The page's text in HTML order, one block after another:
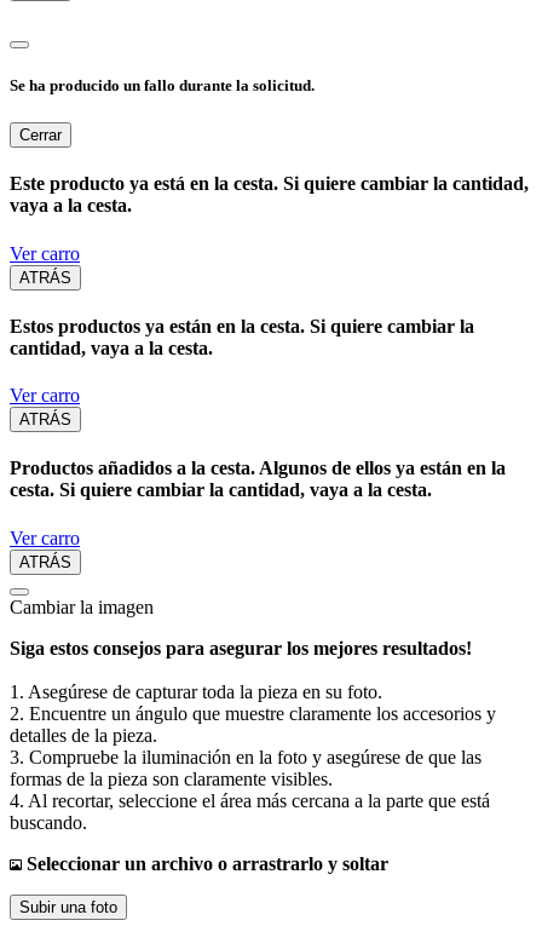
Se ha producido un fallo durante la solicitud.
Cerrar
Este producto ya está en la cesta. Si quiere cambiar la cantidad,
vaya a la cesta.
Ver carro
ATRÁS
Estos productos ya están en la cesta. Si quiere cambiar la
cantidad, vaya a la cesta.
Ver carro
ATRÁS
Productos añadidos a la cesta. Algunos de ellos ya están en la
cesta. Si quiere cambiar la cantidad, vaya a la cesta.
Ver carro
ATRÁS
Cambiar la imagen
Siga estos consejos para asegurar los mejores resultados!
1. Asegúrese de capturar toda la pieza en su foto.
2. Encuentre un ángulo que muestre claramente los accesorios y
detalles de la pieza.
3. Compruebe la iluminación en la foto y asegúrese de que las
formas de la pieza son claramente visibles.
4. Al recortar, seleccione el área más cercana a la parte que está
buscando.
Seleccionar un archivo o arrastrarlo y soltar
Subir una foto